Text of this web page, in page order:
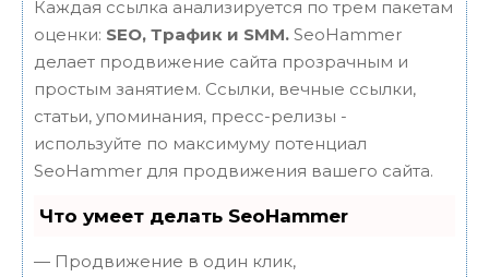
Каждая ссылка анализируется по трем пакетам
оценки: SEO, Трафик и SMM. SeoHammer
делает продвижение сайта прозрачным и
простым занятием. Ссылки, вечные ссылки,
статьи, упоминания, пресс-релизы -
используйте по максимуму потенциал
SeoHammer для продвижения вашего сайта.
Что умеет делать SeoHammer
— Продвижение в один клик,